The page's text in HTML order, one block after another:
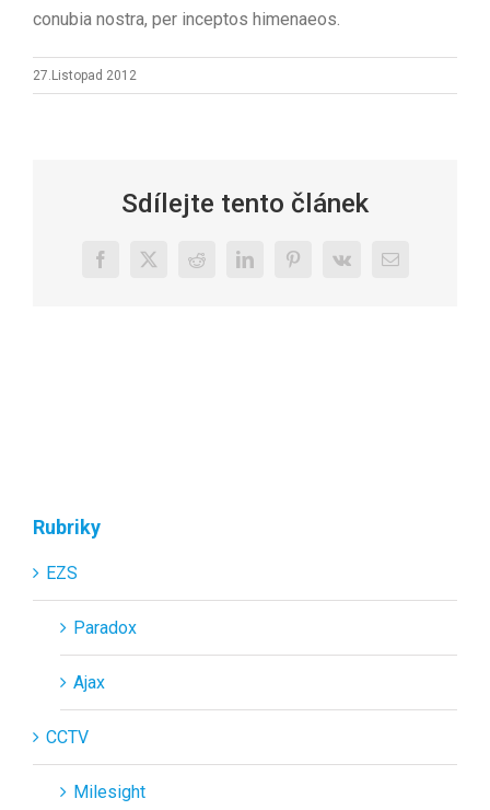
conubia nostra, per inceptos himenaeos.
27.Listopad 2012
Sdílejte tento článek
Facebook
X RedditLinkedInPinterest
Vk
E-
Rubriky
EZS
Paradox
Ajax
CCTV
Milesight